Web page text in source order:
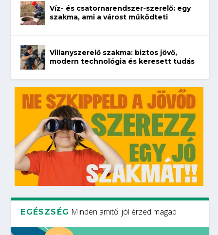
Víz- és csatornarendszer-szerelő: egy
szakma, ami a várost működteti
Villanyszerelő szakma: biztos jövő,
modern technológia és keresett tudás
EGÉSZSÉG Minden amitől jól érzed magad